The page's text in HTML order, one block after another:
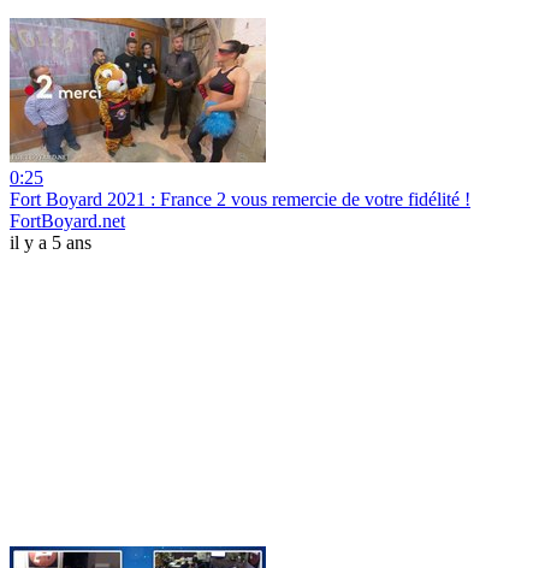
0:25
Fort Boyard 2021 : France 2 vous remercie de votre fidélité !
FortBoyard.net
il y a 5 ans